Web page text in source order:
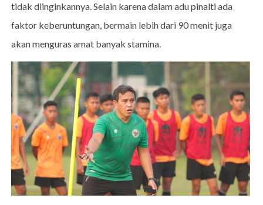
tidak diinginkannya. Selain karena dalam adu pinalti ada
faktor keberuntungan, bermain lebih dari 90 menit juga
akan menguras amat banyak stamina.